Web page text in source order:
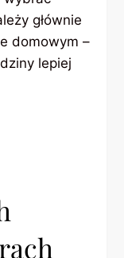
głównie
domowym –
lepiej